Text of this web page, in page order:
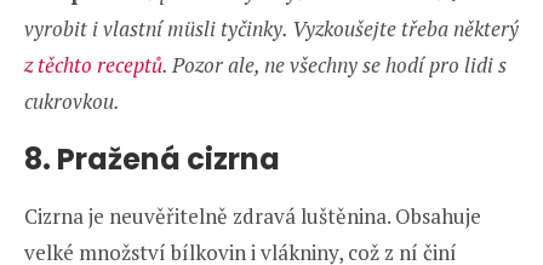
vyrobit i vlastní müsli tyčinky. Vyzkoušejte třeba některý
z těchto receptů. Pozor ale, ne všechny se hodí pro lidi s
cukrovkou.
8. Pražená cizrna
Cizrna je neuvěřitelně zdravá luštěnina. Obsahuje
velké množství bílkovin i vlákniny, což z ní činí